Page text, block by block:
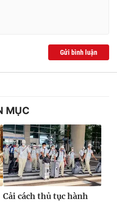
Gửi bình luận
MỤC
Cải cách thủ tục hành